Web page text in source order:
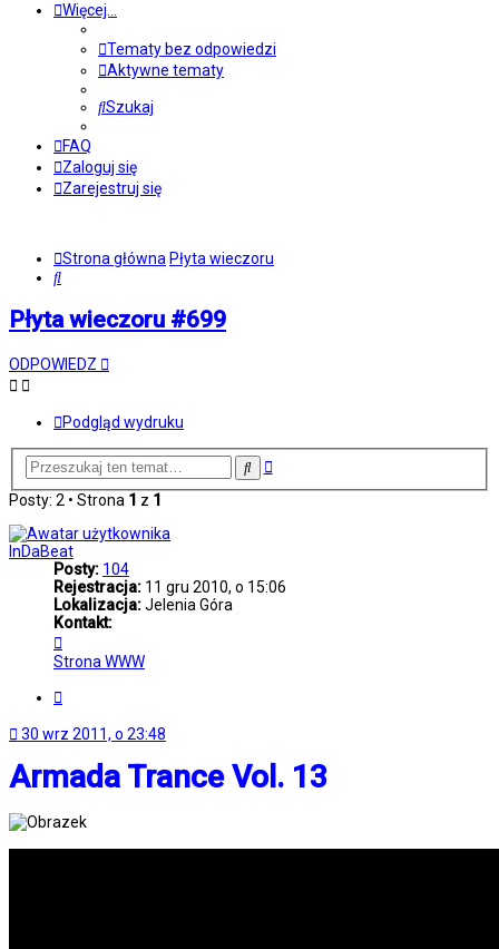
Więcej…
Tematy bez odpowiedzi
Aktywne tematy
Szukaj
FAQ
Zaloguj się
Zarejestruj się
Strona główna Płyta wieczoru
Szukaj
Płyta wieczoru #699
ODPOWIEDZ
Podgląd wydruku
SzukajWyszukiwanie
Posty: 2 • Strona 1 z 1
InDaBeat
Posty: 104
Rejestracja: 11 gru 2010, o 15:06
Lokalizacja:Jelenia Góra
Kontakt:
się
z
Strona WWW
30 wrz 2011, o 23:48
Armada Trance Vol. 13